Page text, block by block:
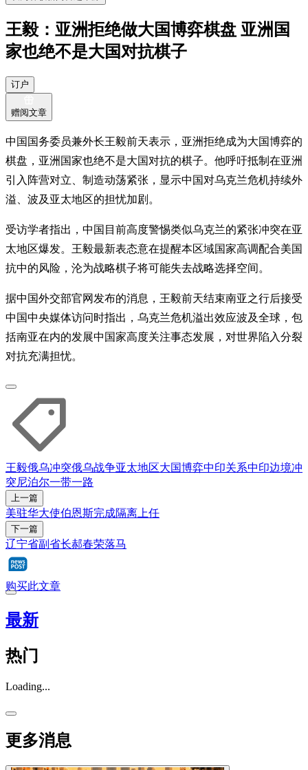
王毅：亚洲拒绝做大国博弈棋盘 亚洲国
家也绝不是大国对抗棋子
订户
赠阅文章
中国国务委员兼外长王毅前天表示，亚洲拒绝成为大国博弈的
棋盘，亚洲国家也绝不是大国对抗的棋子。他呼吁抵制在亚洲
引入阵营对立、制造动荡紧张，显示中国对乌克兰危机持续外
溢、波及亚太地区的担忧加剧。
受访学者指出，中国目前高度警惕类似乌克兰的紧张冲突在亚
太地区爆发。王毅最新表态意在提醒本区域国家高调配合美国
抗中的风险，沦为战略棋子将可能失去战略选择空间。
据中国外交部官网发布的消息，王毅前天结束南亚之行后接受
中国中央媒体访问时指出，乌克兰危机溢出效应波及全球，包
括南亚在内的发展中国家高度关注事态发展，对世界陷入分裂
对抗充满担忧。
王毅俄乌冲突俄乌战争亚太地区大国博弈中印关系中印边境冲
突尼泊尔一带一路
上一篇
美驻华大使伯恩斯完成隔离上任
下一篇
辽宁省副省长郝春荣落马
购买此文章
最新
热门
Loading...
更多消息